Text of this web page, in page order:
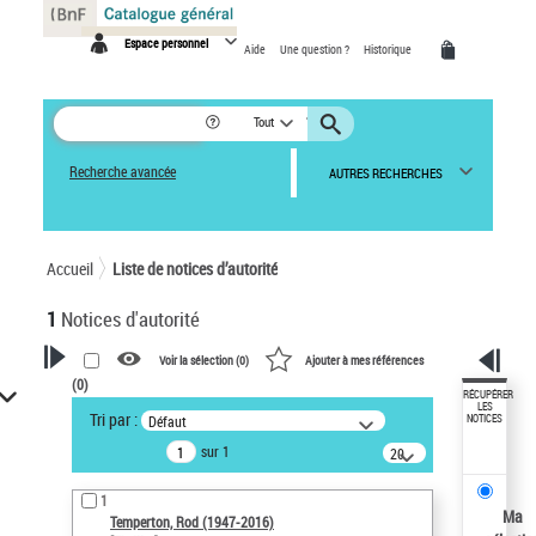
Espace personnel Aide Une question ? Historique
Tout
Recherche avancée AUTRES RECHERCHES
Accueil Liste de notices d’autorité
1 Notices d'autorité
VOTRE RECHERCHE
Recherche avancée dans les
notices d’autorité
Œuvres liées à l'auteur :
Temperton, Rod (1947-2016)
Voir la sélection (0) Ajouter à mes références
(0)
Tri par : Défaut
sur 1
20
résultats/page
1
Temperton, Rod (1947-2016)
RÉCUPÉRER
LES
NOTICES
Ma
Panneau de gestion des cookies